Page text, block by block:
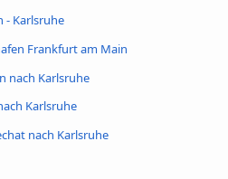
- Karlsruhe
Frankfurt am Main
nach Karlsruhe
Karlsruhe
nach Karlsruhe